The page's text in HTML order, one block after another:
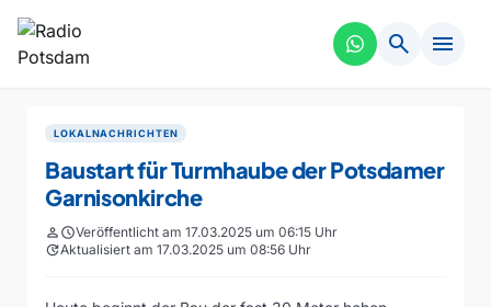
search menu
LOKALNACHRICHTEN
Baustart für Turmhaube der Potsdamer
Garnisonkirche
personscheduleVeröffentlicht am 17.03.2025 um 06:15 Uhr
updateAktualisiert am 17.03.2025 um 08:56 Uhr